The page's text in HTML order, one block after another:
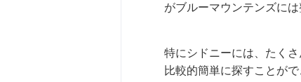
がブルーマウンテンズには
特にシドニーには、たく
比較的簡単に探すことがで